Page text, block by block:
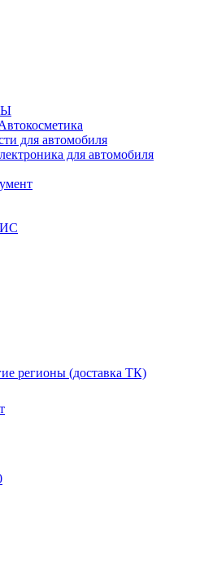
для автомобиля
для автомобиля
регионы (доставка ТК)